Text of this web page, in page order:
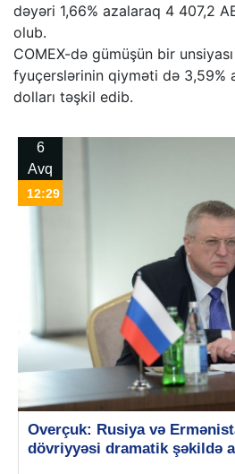
dəyəri 1,66% azalaraq 4 407,2
olub.
COMEX-də gümüşün bir
fyuçerslərinin qiyməti də 3,59%
dolları təşkil edib.
6
Avq
12:29
Overçuk: Rusiya və
dövriyyəsi dramatik şəkildə